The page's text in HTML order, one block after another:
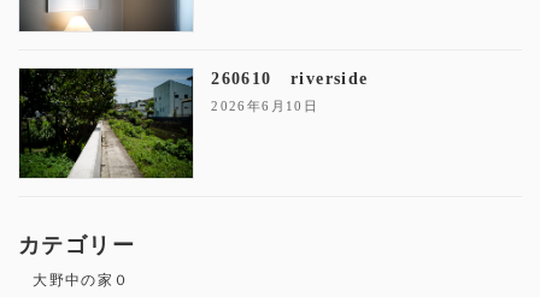
260610 riverside
2026年6月10日
カテゴリー
大野中の家０